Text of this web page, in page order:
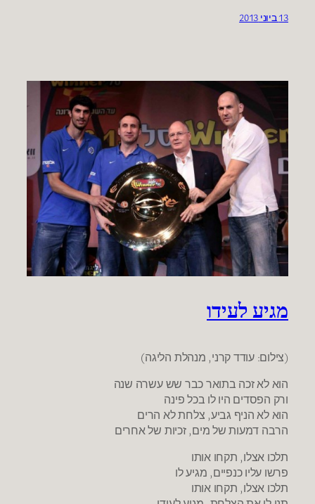
13 ביוני 2013
מגיע לעידו
(צילום: עודד קרני, מנהלת הליגה)
הוא לא זכה בתואר כבר שש עשרה שנה
ורק הפסדים היו לו בכל פינה
הוא לא הניף גביע, צלחת לא הרים
הרבה דמעות של מים, זכיות של אחרים
תלכו אצלו, תקחו אותו
פרשו עליו כנפיים, מגיע לו
תלכו אצלו, תקחו אותו